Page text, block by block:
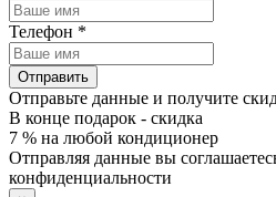
Телефон *
Отправить
Отправьте данные и получите
В конце подарок - скидка
7 % на любой кондиционер
Отправляя данные вы
конфиденциальности